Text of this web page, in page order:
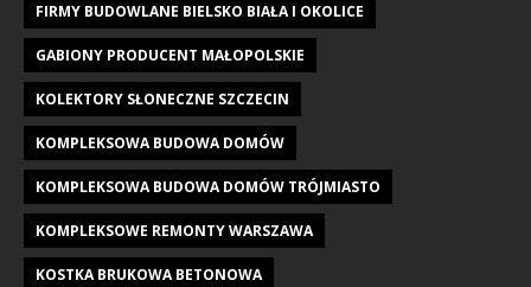
FIRMY BUDOWLANE BIELSKO BIAŁA I OKOLICE
GABIONY PRODUCENT MAŁOPOLSKIE
KOLEKTORY SŁONECZNE SZCZECIN
KOMPLEKSOWA BUDOWA DOMÓW
KOMPLEKSOWA BUDOWA DOMÓW TRÓJMIASTO
KOMPLEKSOWE REMONTY WARSZAWA
KOSTKA BRUKOWA BETONOWA